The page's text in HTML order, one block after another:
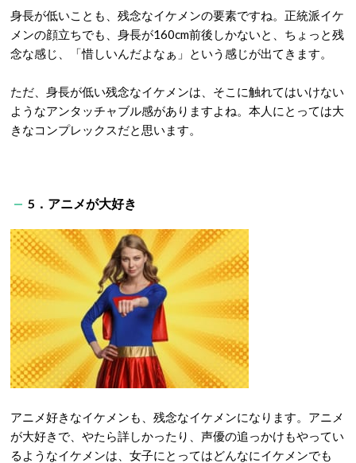
身長が低いことも、残念なイケメンの要素ですね。正統派イケ
メンの顔立ちでも、身長が160cm前後しかないと、ちょっと残
念な感じ、「惜しいんだよなぁ」という感じが出てきます。
ただ、身長が低い残念なイケメンは、そこに触れてはいけない
ようなアンタッチャブル感がありますよね。本人にとっては大
きなコンプレックスだと思います。
5．アニメが大好き
アニメ好きなイケメンも、残念なイケメンになります。アニメ
が大好きで、やたら詳しかったり、声優の追っかけもやってい
るようなイケメンは、女子にとってはどんなにイケメンでも